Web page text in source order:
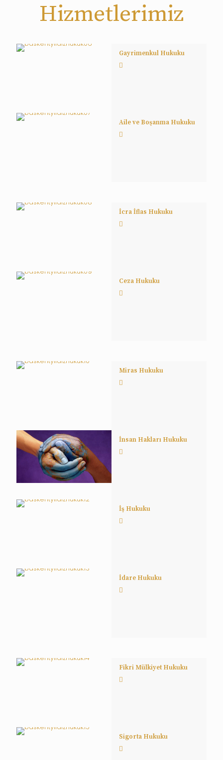
Hizmetlerimiz
Gayrimenkul Hukuku
Aile ve Boşanma Hukuku
İcra İflas Hukuku
Ceza Hukuku
Miras Hukuku
İnsan Hakları Hukuku
İş Hukuku
İdare Hukuku
Fikri Mülkiyet Hukuku
Sigorta Hukuku